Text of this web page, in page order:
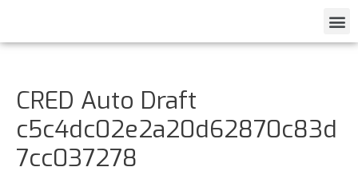
CRED Auto Draft
c5c4dc02e2a20d62870c83d
7cc037278